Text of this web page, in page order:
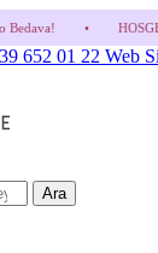
Kodunu
652 01 22 Web
Ara